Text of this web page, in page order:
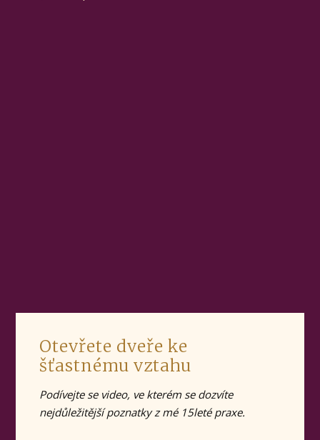
Otevřete dveře ke
šťastnému vztahu
Podívejte se video, ve kterém se dozvíte
nejdůležitější poznatky z mé 15leté praxe.